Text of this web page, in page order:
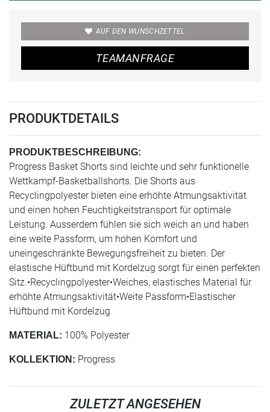
AUF DEN WUNSCHZETTEL
TEAMANFRAGE
PRODUKTDETAILS
PRODUKTBESCHREIBUNG:
Progress Basket Shorts sind leichte und sehr funktionelle
Wettkampf-Basketballshorts. Die Shorts aus
Recyclingpolyester bieten eine erhöhte Atmungsaktivität
und einen hohen Feuchtigkeitstransport für optimale
Leistung. Ausserdem fühlen sie sich weich an und haben
eine weite Passform, um hohen Komfort und
uneingeschränkte Bewegungsfreiheit zu bieten. Der
elastische Hüftbund mit Kordelzug sorgt für einen perfekten
Sitz.•Recyclingpolyester•Weiches, elastisches Material für
erhöhte Atmungsaktivität•Weite Passform•Elastischer
Hüftbund mit Kordelzug
MATERIAL: 100% Polyester
KOLLEKTION: Progress
ZULETZT ANGESEHEN